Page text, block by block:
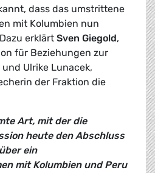
dass das umstrittene
mit Kolumbien nun
erklärt Sven Giegold,
für Beziehungen zur
Ulrike Lunacek,
der Fraktion die
Art, mit der die
heute den Abschluss
ein
mit Kolumbien und Peru